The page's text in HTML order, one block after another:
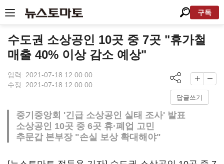
구독
수도권 소상공인 10곳 중 7곳 "휴가철
매출 40% 이상 감소 예상"
입력: 2021-07-18 12:00:00
수정: 2021-07-18 12:00:00
답글쓰기
중기중앙회 '긴급 소상공인 실태 조사' 발표
소상공인 10곳 중 6곳 휴·폐업 고민
추문갑 본부장 "손실 보상 확대해야"